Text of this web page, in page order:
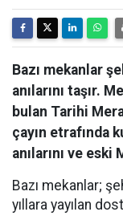
Bazı mekanlar
anılarını taşır.
bulan Tarihi
çayın etrafında
anılarını ve eski
Bazı mekanlar;
yıllara yayılan